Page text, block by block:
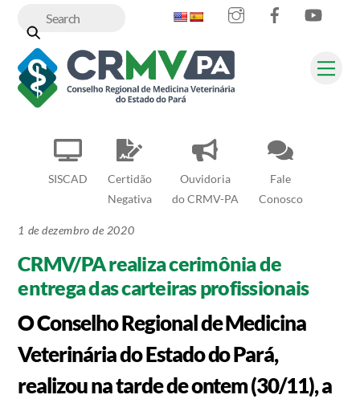
content
SISCAD
Certidão
Negativa
Ouvidoria
do CRMV-PA
Fale
Conosco
InstagramFacebook
1 de dezembro de 2020
CRMV/PA realiza cerimônia de
entrega das carteiras profissionais
O Conselho Regional de Medicina
Veterinária do Estado do Pará,
realizou na tarde de ontem (30/11), a